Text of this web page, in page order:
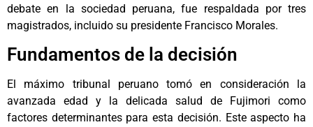
debate en la sociedad peruana, fue respaldada por tres
magistrados, incluido su presidente Francisco Morales.
Fundamentos de la decisión
El máximo tribunal peruano tomó en consideración la
avanzada edad y la delicada salud de Fujimori como
factores determinantes para esta decisión. Este aspecto ha